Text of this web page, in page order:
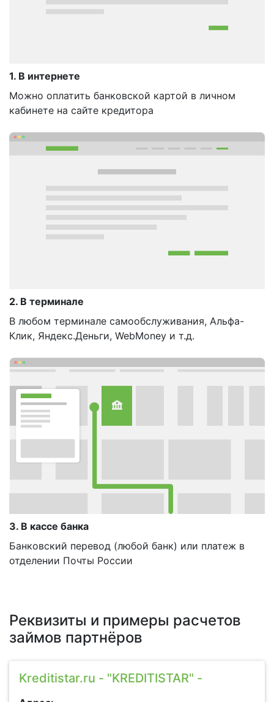
1. В интернете
Можно оплатить банковской картой в личном
кабинете на сайте кредитора
2. В терминале
В любом терминале самообслуживания, Альфа-
Клик, Яндекс.Деньги, WebMoney и т.д.
3. В кассе банка
Банковский перевод (любой банк) или платеж в
отделении Почты России
Реквизиты и примеры расчетов
займов партнёров
Kreditistar.ru - "KREDITISTAR" -